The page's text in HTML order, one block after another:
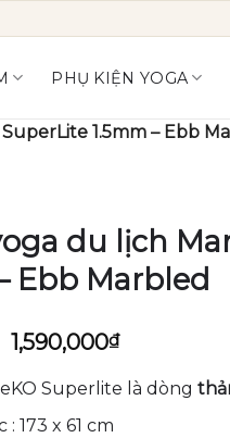
PHỤ KIỆN YOGA
1.5mm – Ebb
du lịch
Ebb Marbled
Giá
là:
1,770,000₫.
1,590,000₫Giá
tại
Superlite là dòng
173 x 61 cm